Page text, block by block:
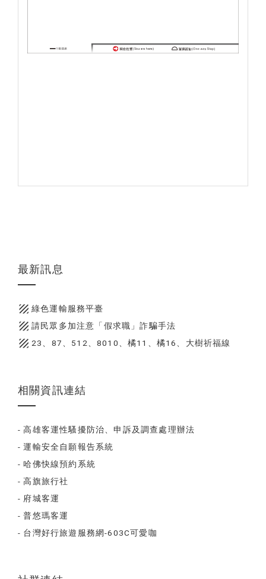
最新訊息
texture 綠色運輸服務平臺
texture 請民眾多加注意「假求職」詐騙手法
texture 23、87、512、8010、橘11、橘16、大樹祈福線
相關資訊連結
- 高雄客運性騷擾防治、申訴及調查處理辦法
- 運輸安全自願報告系統
- 哈佛快線預約系統
- 高旗旅行社
- 府城客運
- 普悠瑪客運
- 台灣好行旅遊服務網-603C可愛咖